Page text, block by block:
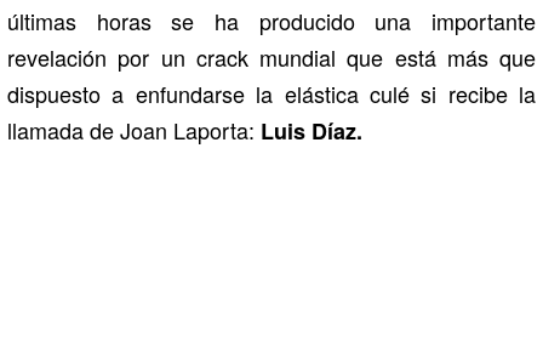
últimas horas se ha producido una importante
revelación por un crack mundial que está más que
dispuesto a enfundarse la elástica culé si recibe la
llamada de Joan Laporta: Luis Díaz.